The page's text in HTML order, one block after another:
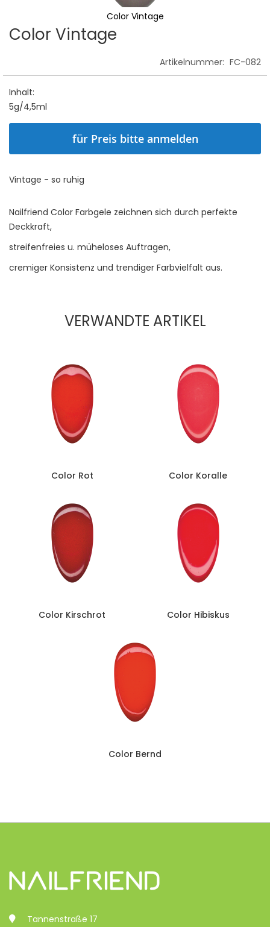
Color Vintage
Artikelnummer: FC-082
Inhalt:
5g/4,5ml
für Preis bitte anmelden
Vintage - so ruhig
Color Vintage
Skip
beginning
of
the
Nailfriend Color Farbgele zeichnen sich durch perfekte
Deckkraft,
streifenfreies u. müheloses Auftragen,
cremiger Konsistenz und trendiger Farbvielfalt aus.
VERWANDTE ARTIKEL
Color Rot Color Koralle
Color Kirschrot Color Hibiskus
Color Bernd
Tannenstraße 17